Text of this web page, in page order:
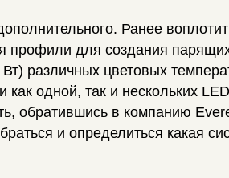
Ранее
профили для создания
различных цветовых
одной, так и нескольких
обратившись в компанию
и определиться какая